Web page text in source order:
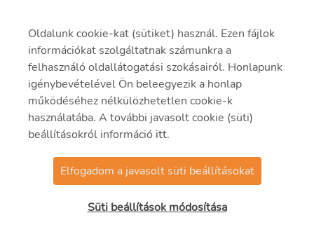
H-3271 Visonta, Erőmű utca 11.
+36 (37) 334-000
© 2021 MVM Zrt
Oldalunk cookie-kat (sütiket) használ. Ezen fájlok
információkat szolgáltatnak számunkra a
felhasználó oldallátogatási szokásairól. Honlapunk
igénybevételével Ön beleegyezik a honlap
működéséhez nélkülözhetetlen cookie-k
használatába. A további javasolt cookie (süti)
beállításokról információ itt.
Elfogadom a javasolt süti beállításokat
Süti beállítások módosítása